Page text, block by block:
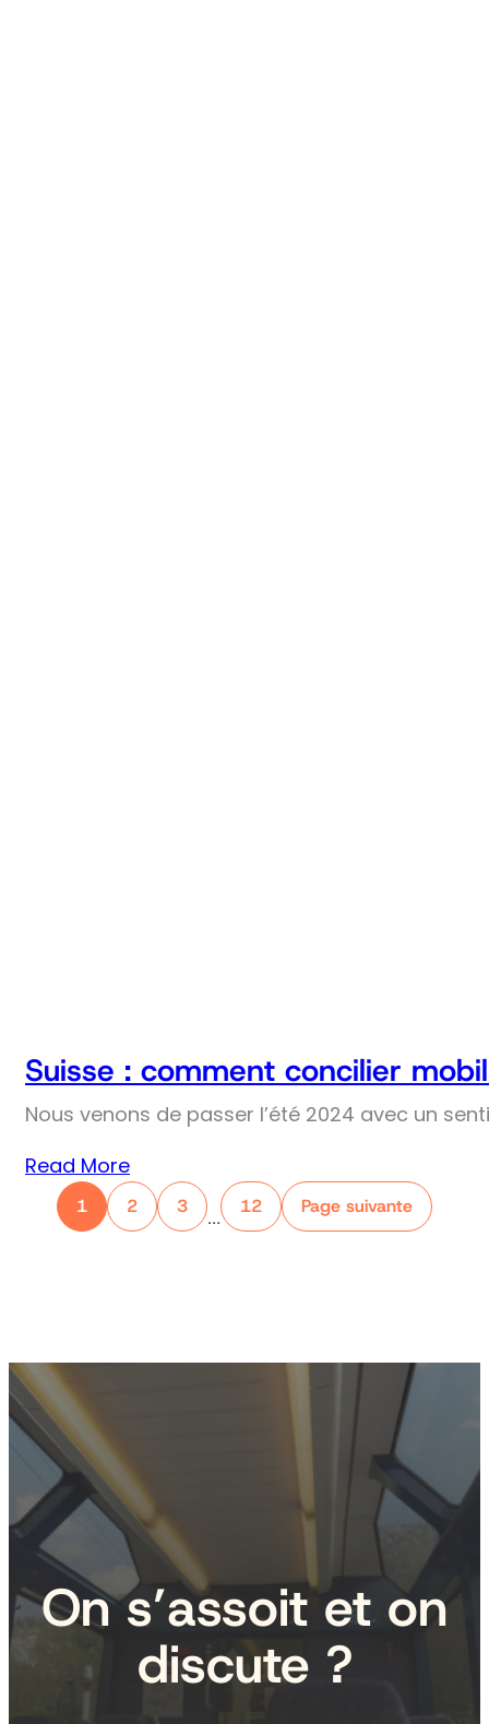
Suisse : comment concilier
Nous venons de passer l’été 2024 avec un
Read More
1 2 3
…
12 Page suivante
On s’assoit et on
discute ?